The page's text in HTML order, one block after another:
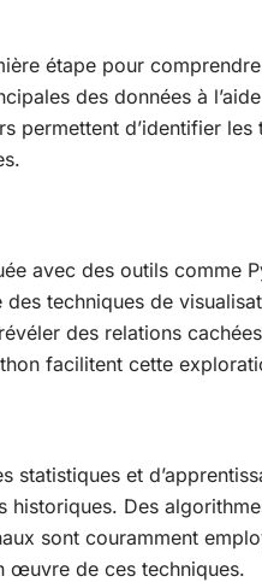
étape pour
des données à
permettent d’identifier
avec des outils comme
techniques de
des relations
facilitent cette
statistiques et
historiques. Des
sont couramment
œuvre de ces techniques.